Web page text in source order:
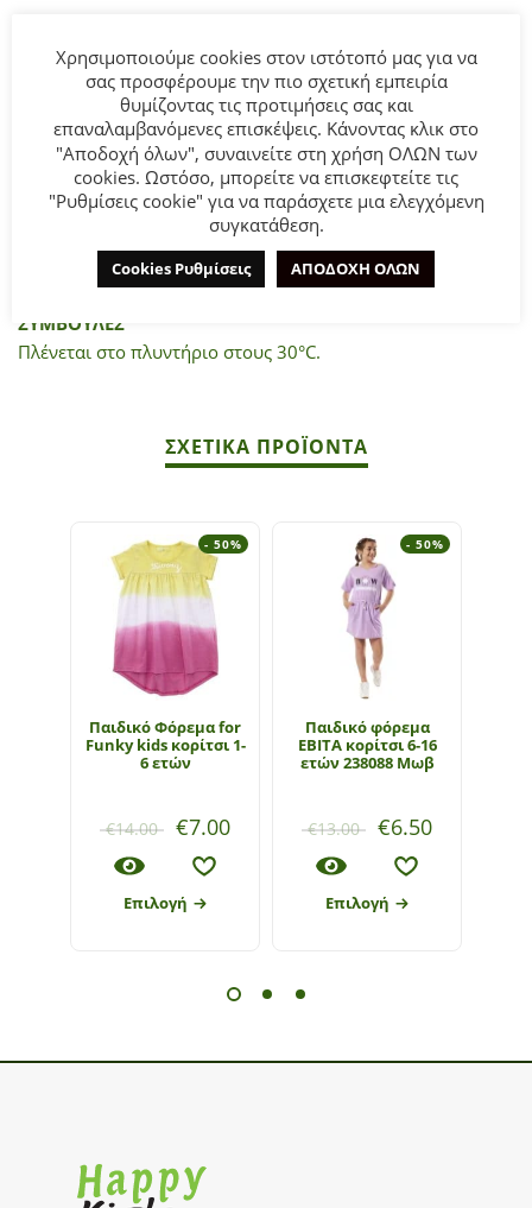
Φόρεμα μακρυμάνικο γάζα πλουμεντί.
Ιδανικό για πρωτότυπο και διαφορετικό look που μπορεί
να φορεθεί σε κάθε περίσταση.
Σύνθεση:
Εσωτερικό 100% Βισκόζη.
Εξωτερικό 84% Πολυεστέρας 15% Βισκόζη 1% Μεταλλική
ΣΥΜΒΟΥΛΕΣ
Πλένεται στο πλυντήριο στους 30°C.
ΣΧΕΤΙΚΆ ΠΡΟΪΌΝΤΑ
- 50%
Παιδικό Φόρεμα for
Funky kids κορίτσι 1-
6 ετών
€14.00 €7.00
Επιλογή
- 50%
Παιδικό φόρεμα
ΕΒΙΤΑ κορίτσι 6-16
ετών 238088 Μωβ
€13.00 €6.50
Επιλογή
Χρησιμοποιούμε cookies στον ιστότοπό μας για να
σας προσφέρουμε την πιο σχετική εμπειρία
θυμίζοντας τις προτιμήσεις σας και
επαναλαμβανόμενες επισκέψεις. Κάνοντας κλικ στο
"Αποδοχή όλων", συναινείτε στη χρήση ΟΛΩΝ των
cookies. Ωστόσο, μπορείτε να επισκεφτείτε τις
"Ρυθμίσεις cookie" για να παράσχετε μια ελεγχόμενη
συγκατάθεση.
Cookies Ρυθμίσεις ΑΠΟΔΟΧΗ ΟΛΩΝ